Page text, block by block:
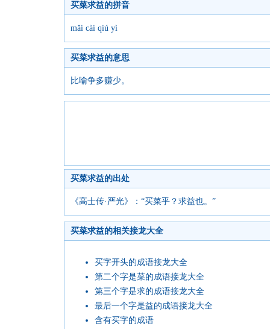
买菜求益的拼音
mǎi cài qiú yì
买菜求益的意思
比喻争多赚少。
买菜求益的出处
《高士传·严光》：“买菜乎？求益也。”
买菜求益的相关接龙大全
买字开头的成语接龙大全
第二个字是菜的成语接龙大全
第三个字是求的成语接龙大全
最后一个字是益的成语接龙大全
含有买字的成语